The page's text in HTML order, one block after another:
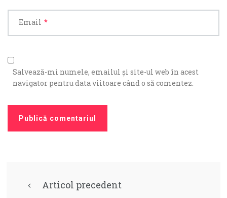
Email *
Salvează-mi numele, emailul și site-ul web în acest
navigator pentru data viitoare când o să comentez.
Articol precedent